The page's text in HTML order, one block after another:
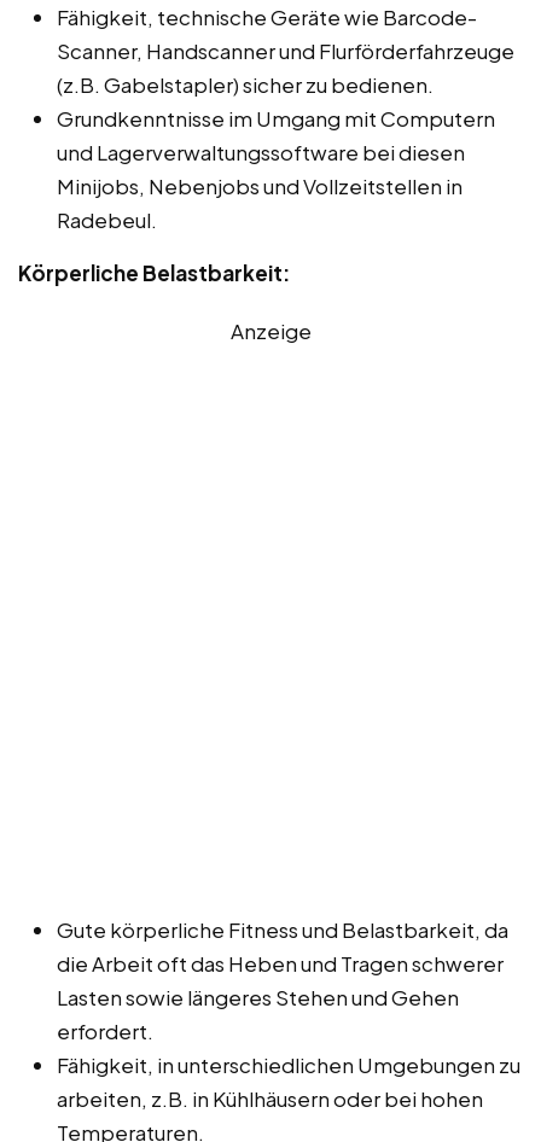
Fähigkeit, technische Geräte wie Barcode-
Scanner, Handscanner und Flurförderfahrzeuge
(z.B. Gabelstapler) sicher zu bedienen.
Grundkenntnisse im Umgang mit Computern
und Lagerverwaltungssoftware bei diesen
Minijobs, Nebenjobs und Vollzeitstellen in
Radebeul.
Körperliche Belastbarkeit:
Anzeige
Gute körperliche Fitness und Belastbarkeit, da
die Arbeit oft das Heben und Tragen schwerer
Lasten sowie längeres Stehen und Gehen
erfordert.
Fähigkeit, in unterschiedlichen Umgebungen zu
arbeiten, z.B. in Kühlhäusern oder bei hohen
Temperaturen.